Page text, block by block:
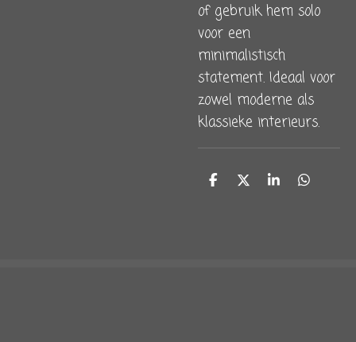
of gebruik hem solo
voor een
minimalistisch
statement. Ideaal voor
zowel moderne als
klassieke interieurs.
D D S D